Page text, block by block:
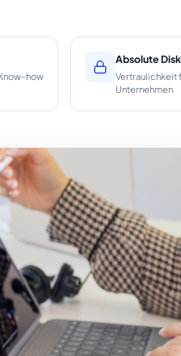
how
Absolute
Vertraulichkeit
Unternehmen